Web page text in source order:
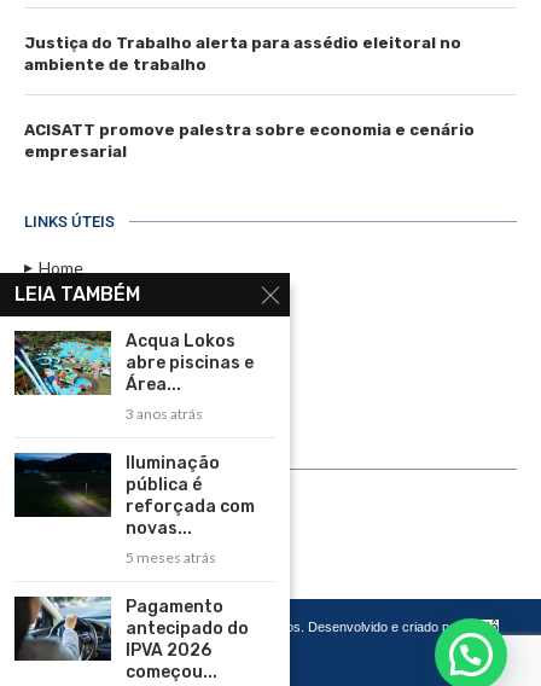
Justiça do Trabalho alerta para assédio eleitoral no
ambiente de trabalho
ACISATT promove palestra sobre economia e cenário
empresarial
LINKS ÚTEIS
Home
Assinar
Contato
Política de Privacidade
Rádio Maristela - Ao Vivo
ASSINE
Copyright 2026 – Todos os Direitos Reservados. Desenvolvido e criado por
Cadô
Agência de Marketing
LEIA TAMBÉM
Acqua Lokos
abre piscinas e
Área...
3 anos atrás
Iluminação
pública é
reforçada com
novas...
5 meses atrás
Pagamento
antecipado do
IPVA 2026
começou...